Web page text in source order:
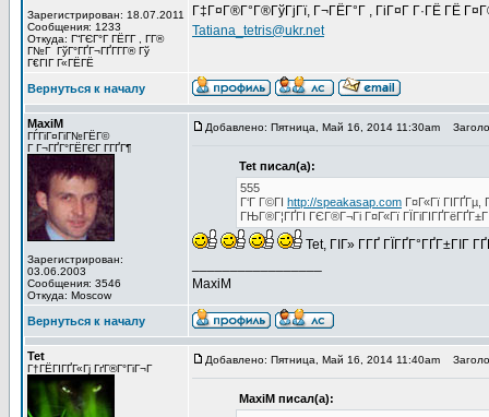
Зарегистрирован: 18.07.2011
Сообщения: 1233
Откуда: Г“ГЄГ°Г ГЁГ­Г , Г­Г®
Г№Г ГўГ°ГҐГ¬ГҐГ­Г­Г® Гў
Г€ГІГ Г«ГЁГЁ
Г‡Г¤Г®Г°Г®ГўГјГї, Г¬ГЁГ°Г , ГіГ¤Г Г·ГЁ ГЁ
Tatiana_tetris@ukr.net
Вернуться к началу
MaxiM
ГЃГіГ¤ГіГ№ГЁГ©
Г Г¬ГҐГ°ГЁГЄГ Г­ГҐГ¶
Зарегистрирован:
03.06.2003
Сообщения: 3546
Откуда: Moscow
Добавлено: Пятница, Май 16, 2014 11:30am
Tet писал(а):
555
Г‘Г Г©ГІ http://speakasap.com Г¤Г«Гї ГІГҐГµ,
ГЊГ®Г¦ГҐГІ ГЄГ®Г¬Гі Г¤Г«Гї
Tet, ГІГ» Г­ГҐ ГЇГҐГ°ГҐГ±ГІГ
MaxiM
Вернуться к началу
Tet
Г†ГЁГІГҐГ«Гј ГґГ®Г°ГіГ¬Г
Добавлено: Пятница, Май 16, 2014 11:40am
MaxiM писал(а):